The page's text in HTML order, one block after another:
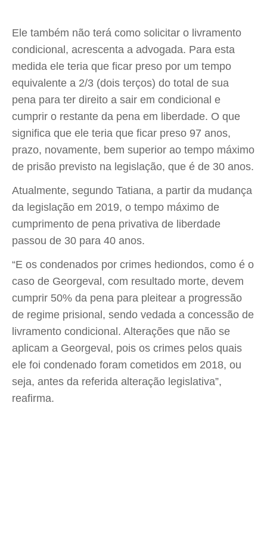
Ele também não terá como solicitar o livramento
condicional, acrescenta a advogada. Para esta
medida ele teria que ficar preso por um tempo
equivalente a 2/3 (dois terços) do total de sua
pena para ter direito a sair em condicional e
cumprir o restante da pena em liberdade. O que
significa que ele teria que ficar preso 97 anos,
prazo, novamente, bem superior ao tempo máximo
de prisão previsto na legislação, que é de 30 anos.
Atualmente, segundo Tatiana, a partir da mudança
da legislação em 2019, o tempo máximo de
cumprimento de pena privativa de liberdade
passou de 30 para 40 anos.
“E os condenados por crimes hediondos, como é o
caso de Georgeval, com resultado morte, devem
cumprir 50% da pena para pleitear a progressão
de regime prisional, sendo vedada a concessão de
livramento condicional. Alterações que não se
aplicam a Georgeval, pois os crimes pelos quais
ele foi condenado foram cometidos em 2018, ou
seja, antes da referida alteração legislativa”,
reafirma.